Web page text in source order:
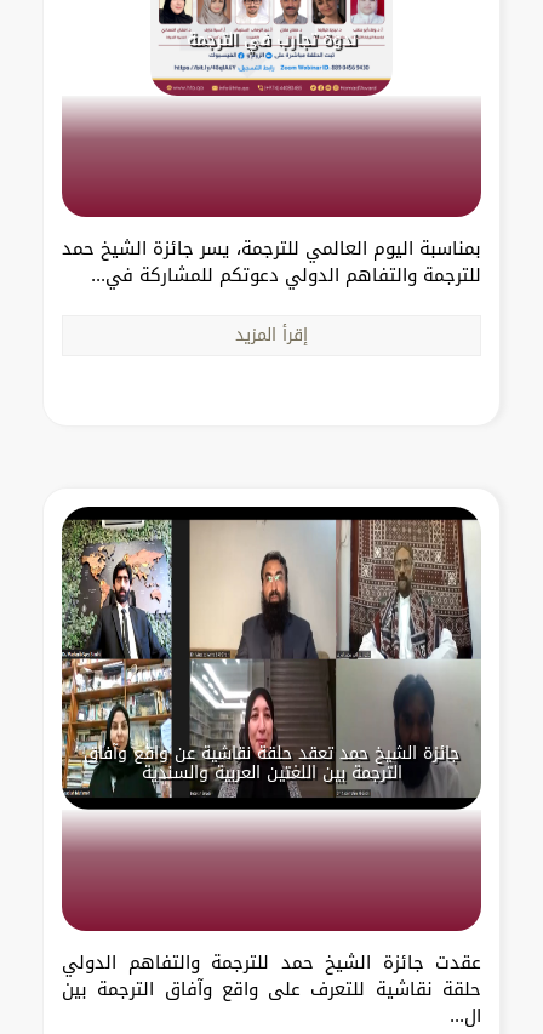
ندوة تجارب في الترجمة
بمناسبة اليوم العالمي للترجمة، يسر جائزة الشيخ حمد
للترجمة والتفاهم الدولي دعوتكم للمشاركة في...
إقرأ المزيد
جائزة الشيخ حمد تعقد حلقة نقاشية عن واقع وآفاق
الترجمة بين اللغتين العربية والسندية
عقدت جائزة الشيخ حمد للترجمة والتفاهم الدولي
حلقة نقاشية للتعرف على واقع وآفاق الترجمة بين
ال...